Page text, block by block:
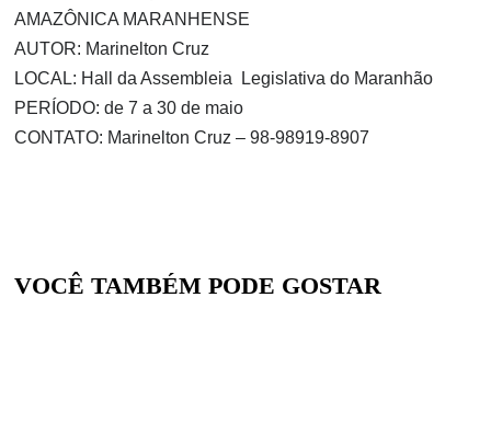
AMAZÔNICA MARANHENSE
AUTOR: Marinelton Cruz
LOCAL: Hall da Assembleia Legislativa do Maranhão
PERÍODO: de 7 a 30 de maio
CONTATO: Marinelton Cruz – 98-98919-8907
VOCÊ TAMBÉM PODE GOSTAR